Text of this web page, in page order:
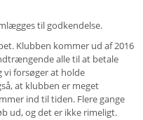
til godkendelse.
Klubben kommer ud af 2016
alle til at betale
vi forsøger at holde
at klubben er meget
ind til tiden. Flere gange
ud, og det er ikke rimeligt.